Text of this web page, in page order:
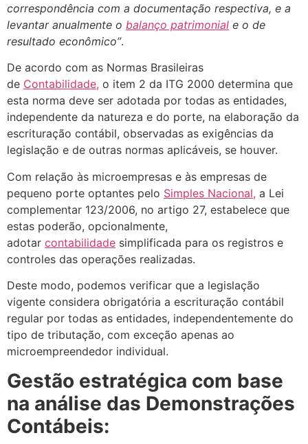
correspondência com a documentação respectiva, e a
levantar anualmente o balanço patrimonial e o de
resultado econômico”.
De acordo com as Normas Brasileiras
de Contabilidade, o item 2 da ITG 2000 determina que
esta norma deve ser adotada por todas as entidades,
independente da natureza e do porte, na elaboração da
escrituração contábil, observadas as exigências da
legislação e de outras normas aplicáveis, se houver.
Com relação às microempresas e às empresas de
pequeno porte optantes pelo Simples Nacional, a Lei
complementar 123/2006, no artigo 27, estabelece que
estas poderão, opcionalmente,
adotar contabilidade simplificada para os registros e
controles das operações realizadas.
Deste modo, podemos verificar que a legislação
vigente considera obrigatória a escrituração contábil
regular por todas as entidades, independentemente do
tipo de tributação, com exceção apenas ao
microempreendedor individual.
Gestão estratégica com base
na análise das Demonstrações
Contábeis: